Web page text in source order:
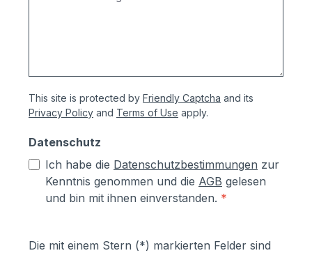
en (Angaben vom Hersteller):- Kästen aus
sendzimierverzinktem Stahl (verfombar
zusätzlich hoher Aluminiumanteil d.h.
hoher Korrosionsschutz)- Teile aus
sendzimirverzinktem Stahl werden vor
dem Pulverbeschichten Eisen-
This site is protected by Friendly Captcha and its
Privacy Policy and Terms of Use apply.
Datenschutz
Ich habe die Datenschutzbestimmungen zur
Kenntnis genommen und die AGB gelesen
und bin mit ihnen einverstanden. *
Die mit einem Stern (*) markierten Felder sind